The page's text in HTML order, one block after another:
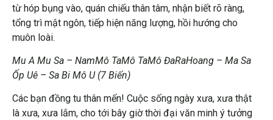
từ hóp bụng vào, quán chiếu thân tâm, nhận biết rõ ràng,
tổng trì mật ngôn, tiếp hiện năng lượng, hồi hướng cho
muôn loài.
Mu A Mu Sa – NamMô TaMô TaMô ĐaRaHoang – Ma Sa
Ốp Uê – Sa Bi Mô U (7 Biến)
Các bạn đồng tu thân mến! Cuộc sống ngày xưa, xưa thật
là xưa, xưa lắm, cho tới bây giờ thời đại văn minh ý tưởng